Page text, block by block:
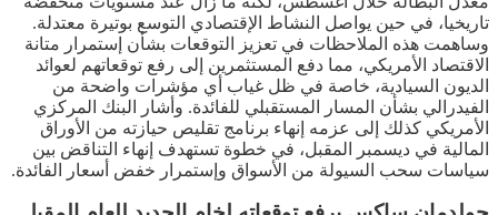
تاريخيا، في حين يواصل النشاط الإقتصادي التوسع بوتيرة معتدلة.
وساهمت هذه الملاحظات في تعزيز التوقعات بشأن إستمرار متانة
الاقتصاد الأمريكي، مما دفع المستثمرين إلى رفع توقعاتهم لعوائد
الديون السيادية، خاصة في ظل غياب أي مؤشرات واضحة من
الفيدرالي بشأن المسار المستقبلي للفائدة. وأشار البنك المركزي
الأمريكي كذلك إلى عزمه إنهاء برنامج تقليص حيازته من الأوراق
المالية في ديسمبر المقبل، في خطوة تستهدف إنهاء التناقض بين
سياسات سحب السيولة من الأسواق وإستمرار خفض أسعار الفائدة.